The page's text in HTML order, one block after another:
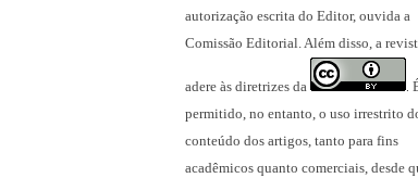
autorização escrita do Editor, ouvida a
Comissão Editorial. Além disso, a
adere às diretrizes da
permitido, no entanto, o uso irrestrito
conteúdo dos artigos, tanto para fins
acadêmicos quanto comerciais, desde